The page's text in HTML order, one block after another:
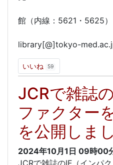
図
館（内線：5621・5625
library[@]tokyo-
いいね 59
JCRで雑誌
ファクター
を公開しま
2024年10月1日 09時00